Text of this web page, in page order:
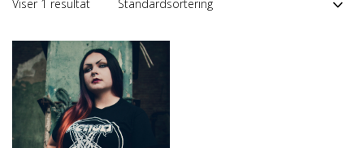
Viser 1 resultat